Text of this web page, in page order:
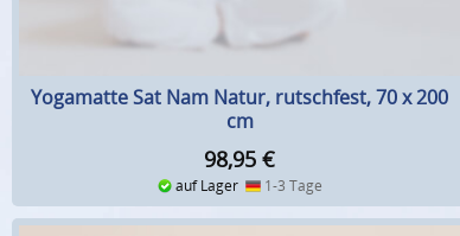
Yogamatte Sat Nam Natur, rutschfest, 70 x 200
cm
98,95 €
auf Lager 1-3 Tage